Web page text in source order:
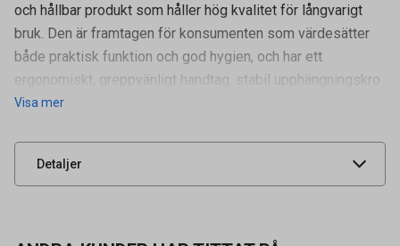
och hållbar produkt som håller hög kvalitet för långvarigt
bruk. Den är framtagen för konsumenten som värdesätter
både praktisk funktion och god hygien, och har ett
ergonomiskt, greppvänligt handtag, stabil upphängningskro
Visa mer
Detaljer
Artikelnummer 53056138
Leverantörens
UNSPSC 47131601